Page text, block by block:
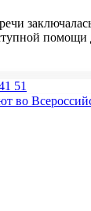
помощи
51